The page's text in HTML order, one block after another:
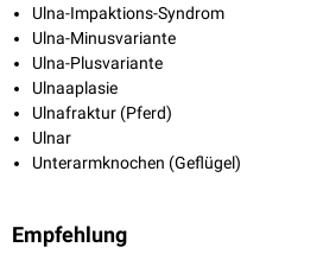
Ulna-Impaktions-Syndrom
Ulna-Minusvariante
Ulna-Plusvariante
Ulnaaplasie
Ulnafraktur (Pferd)
Ulnar
Unterarmknochen (Geflügel)
Empfehlung